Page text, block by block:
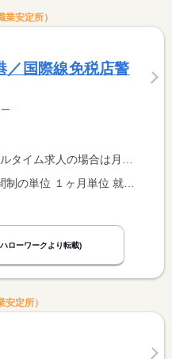
安定所）
／国際線免税店警
、パート求人の場合は時間額を表示しています。
ローワークより転載)
定所）